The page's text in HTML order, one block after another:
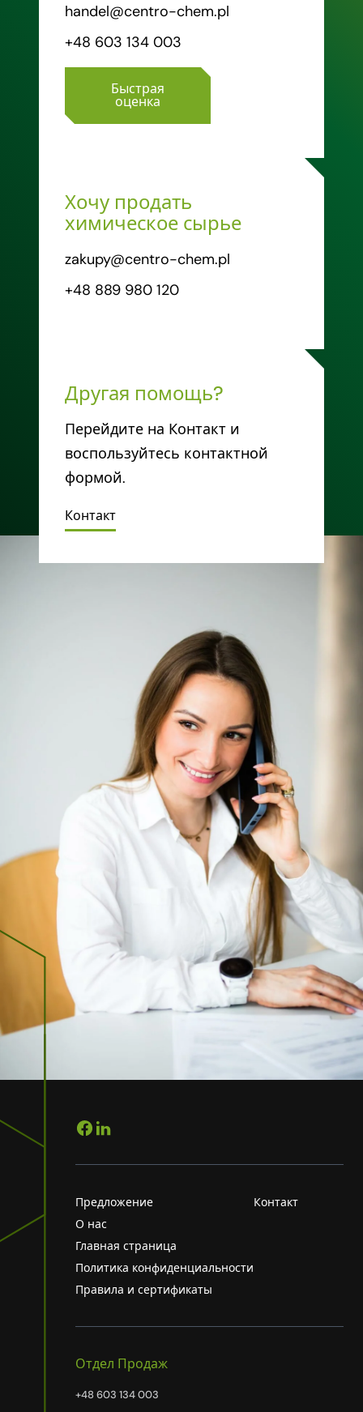
handel@centro-chem.pl
+48 603 134 003
Быстрая
оценка
Хочу продать
химическое сырье
zakupy@centro-chem.pl
+48 889 980 120
Другая помощь?
Перейдите на Контакт и
воспользуйтесь контактной
формой.
Контакт
Предложение
О нас
Главная страница
Политика конфиденциальности
Правила и сертификаты
Контакт
Отдел Продаж
+48 603 134 003